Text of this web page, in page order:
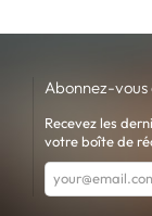
Abonnez-vous
Recevez les
votre boîte de